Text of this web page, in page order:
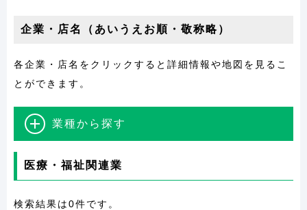
企業・店名（あいうえお順・敬称略）
各企業・店名をクリックすると詳細情報や地図を見るこ
とができます。
業種から探す
医療・福祉関連業
検索結果は0件です。